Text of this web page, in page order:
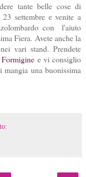
tante belle cose di
settembre e venite a
con l'aiuto
Fiera. Avete anche la
vari stand. Prendete
e vi consiglio
una buonissima